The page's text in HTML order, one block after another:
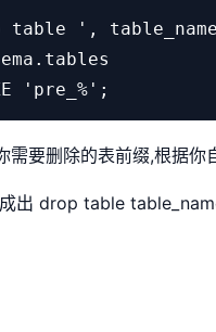
table ',
'pre_%';
要删除的表前缀,根据你
出 drop table